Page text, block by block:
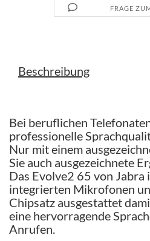
FRAGE
Beschreibung
Bei beruflichen
professionelle
Nur mit einem
Sie auch ausgezeichnete
Das Evolve2 65 von Jabra
integrierten Mikrofonen
Chipsatz ausgestattet
eine hervorragende
Anrufen.